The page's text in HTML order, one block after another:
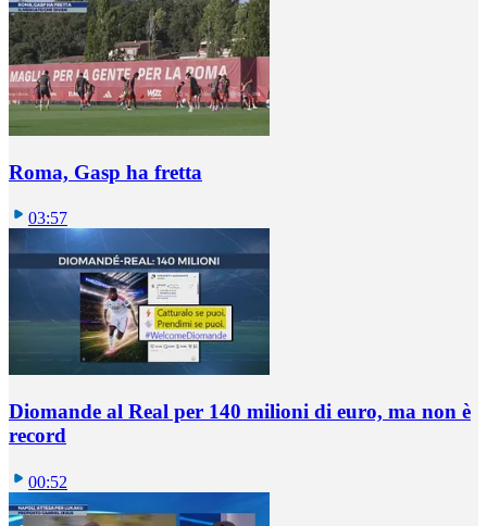
Roma, Gasp ha fretta
03:57
Diomande al Real per 140 milioni di euro, ma non è
record
00:52